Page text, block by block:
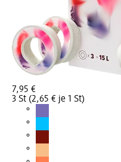
7,95 €
3 St (2,65 € je 1 St)